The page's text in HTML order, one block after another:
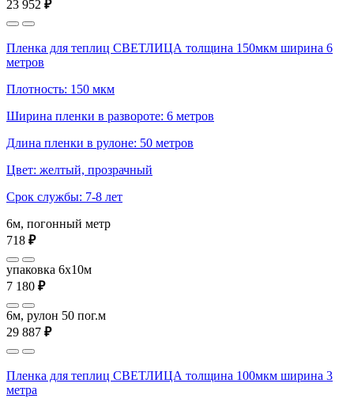
23 952 ₽
Пленка для теплиц СВЕТЛИЦА толщина 150мкм ширина 6
метров
Плотность: 150 мкм
Ширина пленки в развороте: 6 метров
Длина пленки в рулоне: 50 метров
Цвет: желтый, прозрачный
Срок службы: 7-8 лет
6м, погонный метр
718 ₽
упаковка 6x10м
7 180 ₽
6м, рулон 50 пог.м
29 887 ₽
Пленка для теплиц СВЕТЛИЦА толщина 100мкм ширина 3
метра